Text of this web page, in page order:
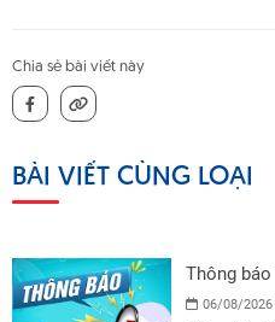
Chia sẻ bài viết này
BÀI VIẾT CÙNG LOẠI
Thông
đồng lao
06/08/2026